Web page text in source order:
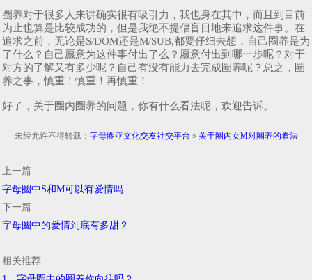
圈养对于很多人来讲确实很有吸引力，我也身在其中，而且到目前
为止也算是比较成功的，但是我绝不提倡盲目地来追求这件事。在
追求之前，无论是S/DOM还是M/SUB,都要仔细去想，自己圈养是为
了什么？自己愿意为这件事付出了么？愿意付出到哪一步呢？对于
对方的了解又有多少呢？自己有没有能力去完成圈养呢？总之，圈
养之事，慎重！慎重！再慎重！
好了，关于圈内圈养的问题，你有什么看法呢，欢迎告诉。
未经允许不得转载： 字母圈亚文化交友社交平台 » 关于圈内女M对圈养的看法
上一篇
字母圈中S和M可以有爱情吗
下一篇
字母圈中的爱情到底有多甜？
相关推荐